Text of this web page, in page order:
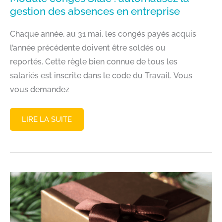
gestion des absences en entreprise
Chaque année, au 31 mai, les congés payés acquis
l’année précédente doivent être soldés ou
reportés. Cette règle bien connue de tous les
salariés est inscrite dans le code du Travail. Vous
vous demandez
MODULE
CONGÉS
:
LA
GESTION
DES
ABSENCES
EN
LIRE LA SUITE